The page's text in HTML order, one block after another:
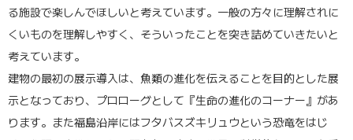
る施設で楽しんでほしいと考えています。一般の方々に理解されに
くいものを理解しやすく、そういったことを突き詰めていきたいと
考えています。
建物の最初の展示導入は、魚類の進化を伝えることを目的とした展
示となっており、プロローグとして『生命の進化のコーナー』があ
ります。また福島沿岸にはフタバスズキリュウという恐竜をはじ